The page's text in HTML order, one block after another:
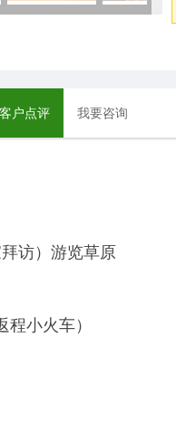
客户点评 我要咨询
访）游览草原
小火车）